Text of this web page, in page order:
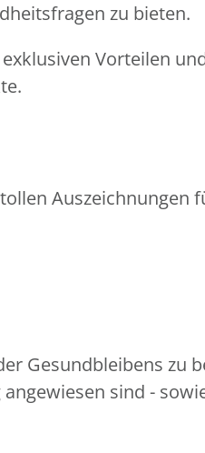
zu bieten.
Vorteilen
Auszeichnungen
Gesundbleibens zu
sind -